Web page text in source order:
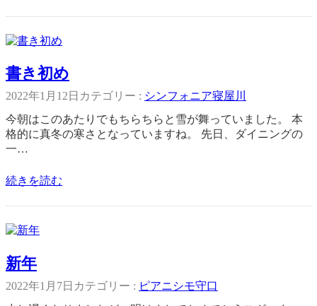
書き初め
2022年1月12日 カテゴリー : シンフォニア寝屋川
今朝はこのあたりでもちらちらと雪が舞っていました。 本
格的に真冬の寒さとなっていますね。 先日、ダイニングの
一…
続きを読む
新年
2022年1月7日 カテゴリー : ピアニシモ守口